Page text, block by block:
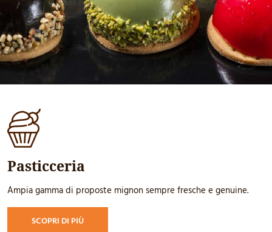
Pasticceria
Ampia gamma di proposte mignon sempre fresche e genuine.
SCOPRI DI PIÙ